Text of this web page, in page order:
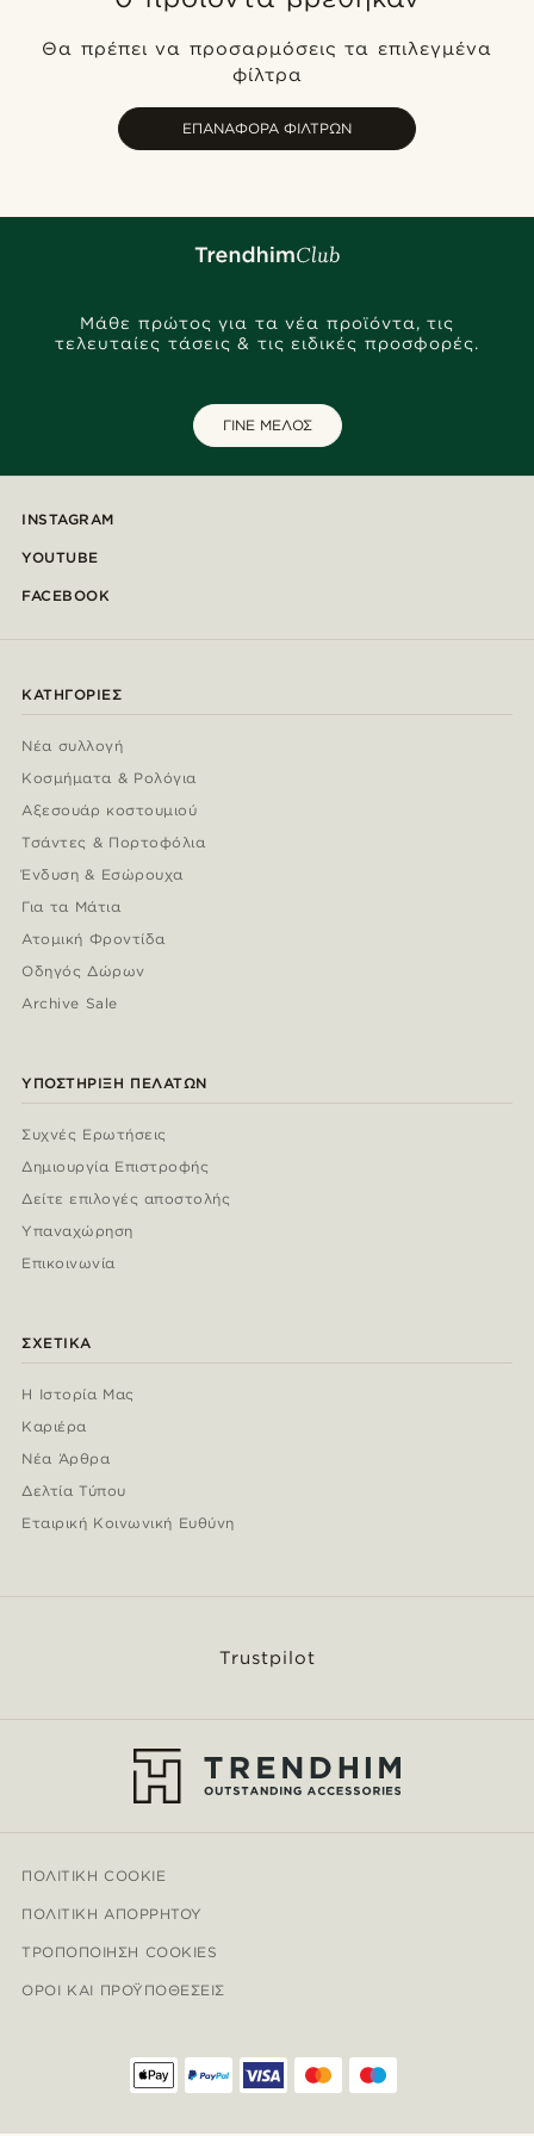
Θα πρέπει να προσαρμόσεις τα επιλεγμένα
φίλτρα
ΕΠΑΝΑΦΟΡΆ ΦΊΛΤΡΩΝ
Μάθε πρώτος για τα νέα προϊόντα, τις
τελευταίες τάσεις & τις ειδικές προσφορές.
ΓΙΝΕ ΜΕΛΟΣ
INSTAGRAM
YOUTUBE
FACEBOOK
ΚΑΤΗΓΟΡΊΕΣ
Νέα συλλογή
Κοσμήματα & Ρολόγια
Αξεσουάρ κοστουμιού
Τσάντες & Πορτοφόλια
Ένδυση & Εσώρουχα
Για τα Μάτια
Ατομική Φροντίδα
Οδηγός Δώρων
Archive Sale
ΥΠΟΣΤΉΡΙΞΗ ΠΕΛΑΤΏΝ
Συχνές Ερωτήσεις
Δημιουργία Επιστροφής
Δείτε επιλογές αποστολής
Υπαναχώρηση
Επικοινωνία
ΣΧΕΤΙΚΆ
Η Ιστορία Μας
Καριέρα
Νέα Άρθρα
Δελτία Τύπου
Εταιρική Κοινωνική Ευθύνη
Trustpilot
ΠΟΛΙΤΙΚΉ COOKIE
ΠΟΛΙΤΙΚΉ ΑΠΟΡΡΉΤΟΥ
ΤΡΟΠΟΠΟΊΗΣΗ COOKIES
ΌΡΟΙ ΚΑΙ ΠΡΟΫΠΟΘΈΣΕΙΣ